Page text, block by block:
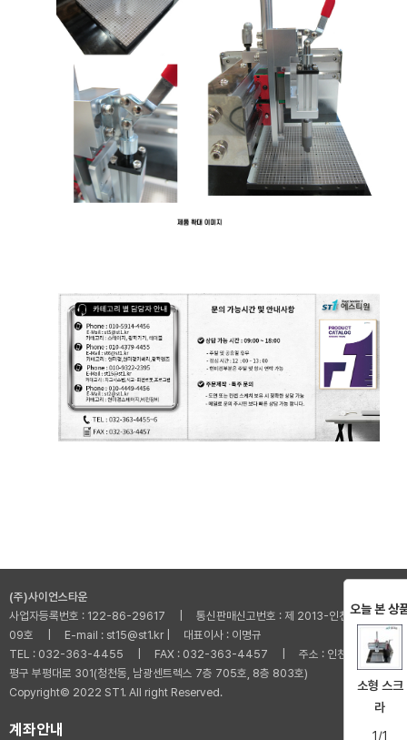
(주)사이언스타운
사업자등록번호 : 122-86-29617 | 통신판매신고번호 : 제 2013-인천부평-001
09호 | E-mail : st15@st1.kr | 대표이사 : 이명규
TEL : 032-363-4455 | FAX : 032-363-4457 | 주소 : 인천광역시 부
평구 부평대로 301(청천동, 남광센트렉스 7층 705호, 8층 803호)
Copyright© 2022 ST1. All right Reserved.
계좌안내
오늘 본 상
소형 스크
라
1/1